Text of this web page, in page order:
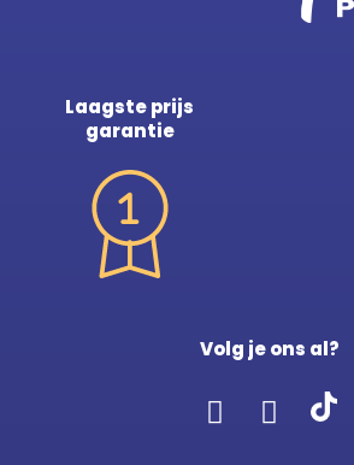
Laagste prijs
garantie
Volg je ons al?